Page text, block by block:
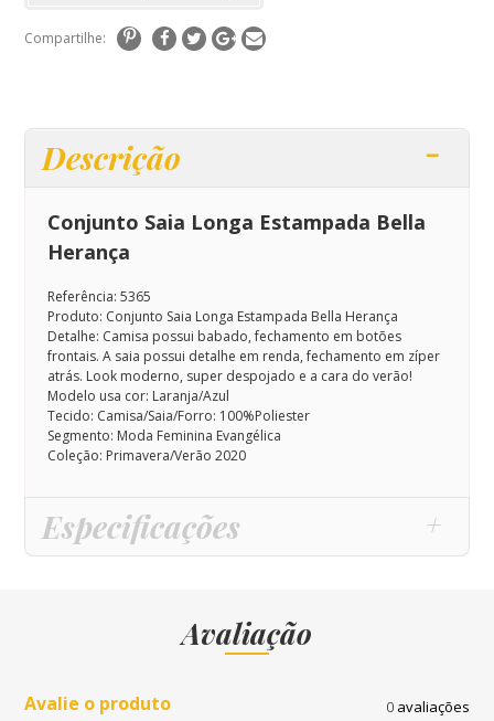
Compartilhe:
Descrição
Conjunto Saia Longa Estampada Bella
Herança
Referência: 5365
Produto: Conjunto Saia Longa Estampada Bella Herança
Detalhe: Camisa possui babado, fechamento em botões
frontais. A saia possui detalhe em renda, fechamento em zíper
atrás. Look moderno, super despojado e a cara do verão!
Modelo usa cor: Laranja/Azul
Tecido: Camisa/Saia/Forro: 100%Poliester
Segmento: Moda Feminina Evangélica
Coleção: Primavera/Verão 2020
Especificações
Avaliação
Avalie o produto 0avaliações